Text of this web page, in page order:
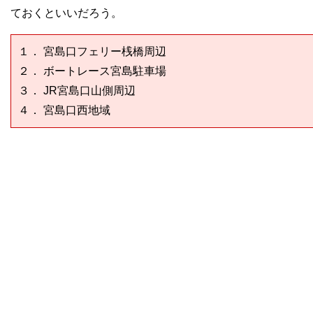
ておくといいだろう。
１． 宮島口フェリー桟橋周辺
２． ボートレース宮島駐車場
３． JR宮島口山側周辺
４． 宮島口西地域